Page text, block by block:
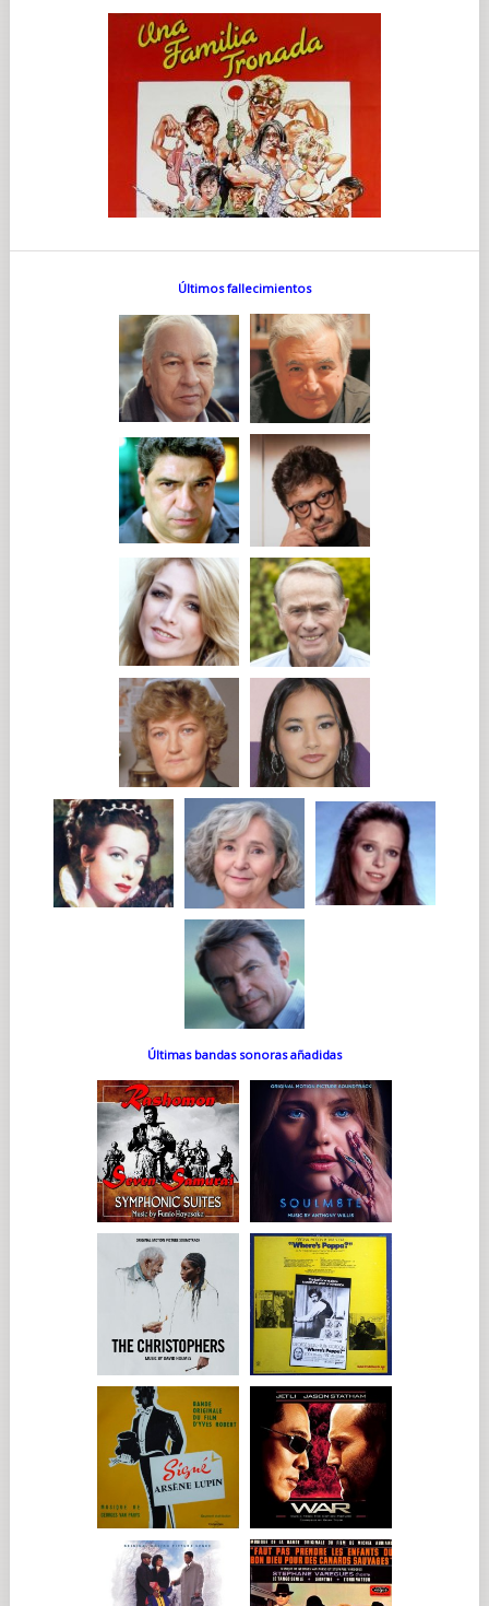
Últimos fallecimientos
Últimas bandas sonoras añadidas